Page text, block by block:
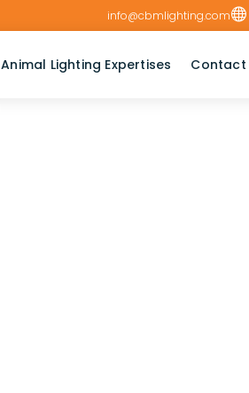
info@cbmlighting.com
Animal Lighting Expertises Contact